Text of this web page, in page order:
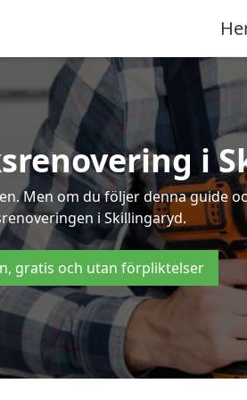
i
Men om du följer denna guide
i Skillingaryd.
gratis och utan förpliktelser